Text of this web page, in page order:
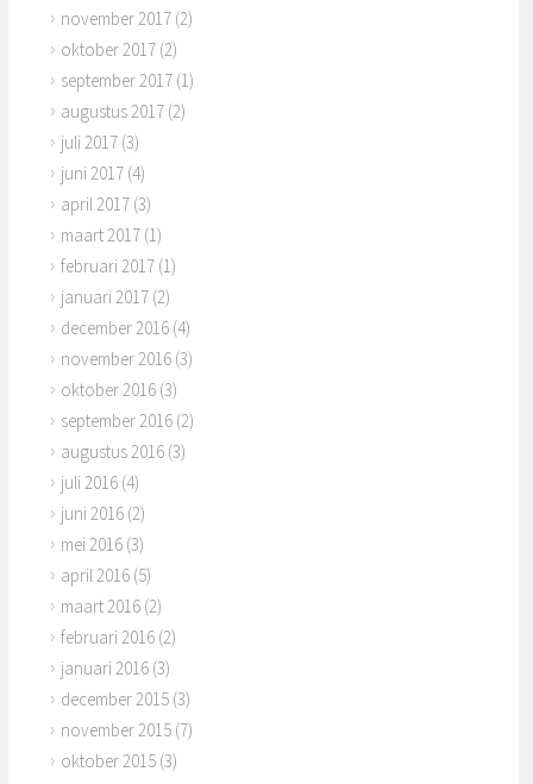
november 2017 (2)
oktober 2017 (2)
september 2017 (1)
augustus 2017 (2)
juli 2017 (3)
juni 2017 (4)
april 2017 (3)
maart 2017 (1)
februari 2017 (1)
januari 2017 (2)
december 2016 (4)
november 2016 (3)
oktober 2016 (3)
september 2016 (2)
augustus 2016 (3)
juli 2016 (4)
juni 2016 (2)
mei 2016 (3)
april 2016 (5)
maart 2016 (2)
februari 2016 (2)
januari 2016 (3)
december 2015 (3)
november 2015 (7)
oktober 2015 (3)